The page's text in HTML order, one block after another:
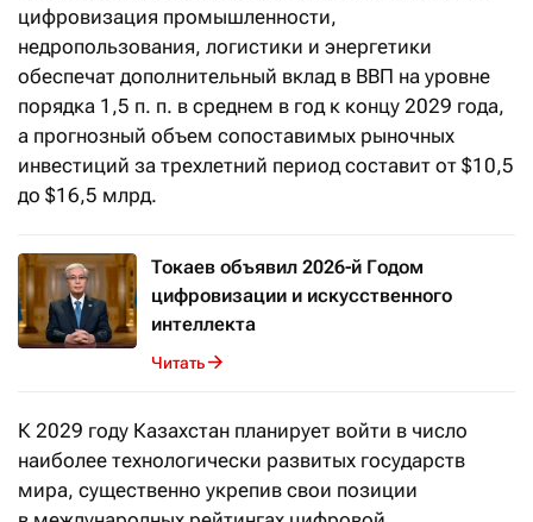
цифровизация промышленности,
недропользования, логистики и энергетики
обеспечат дополнительный вклад в ВВП на уровне
порядка 1,5 п. п. в среднем в год к концу 2029 года,
а прогнозный объем сопоставимых рыночных
инвестиций за трехлетний период составит от $10,5
до $16,5 млрд.
Токаев объявил 2026-й Годом
цифровизации и искусственного
интеллекта
Читать
К 2029 году Казахстан планирует войти в число
наиболее технологически развитых государств
мира, существенно укрепив свои позиции